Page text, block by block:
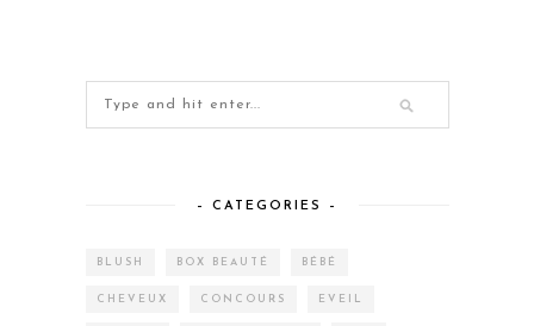
– CATEGORIES –
BLUSH BOX BEAUTÉ BÉBÉ
CHEVEUX CONCOURS EVEIL